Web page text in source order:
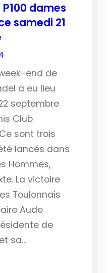
dames
samedi 21
end de
a eu lieu
septembre
Club
sont trois
lancés dans
Hommes,
La victoire
Toulonnais
Aude
de
sa…